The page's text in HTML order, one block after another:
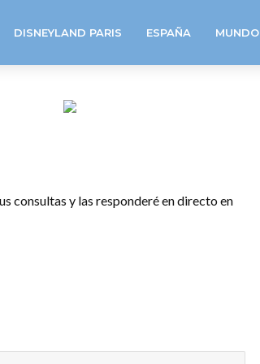
DISNEYLAND PARIS ESPAÑA MUNDO
consultas y las responderé en directo en